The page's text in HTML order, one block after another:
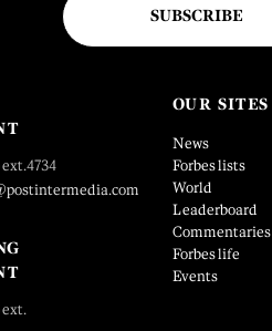
SUBSCRIBE
ext.
OUR SITES
News
Forbes lists
World
Leaderboard
Commentaries
Forbes life
Events